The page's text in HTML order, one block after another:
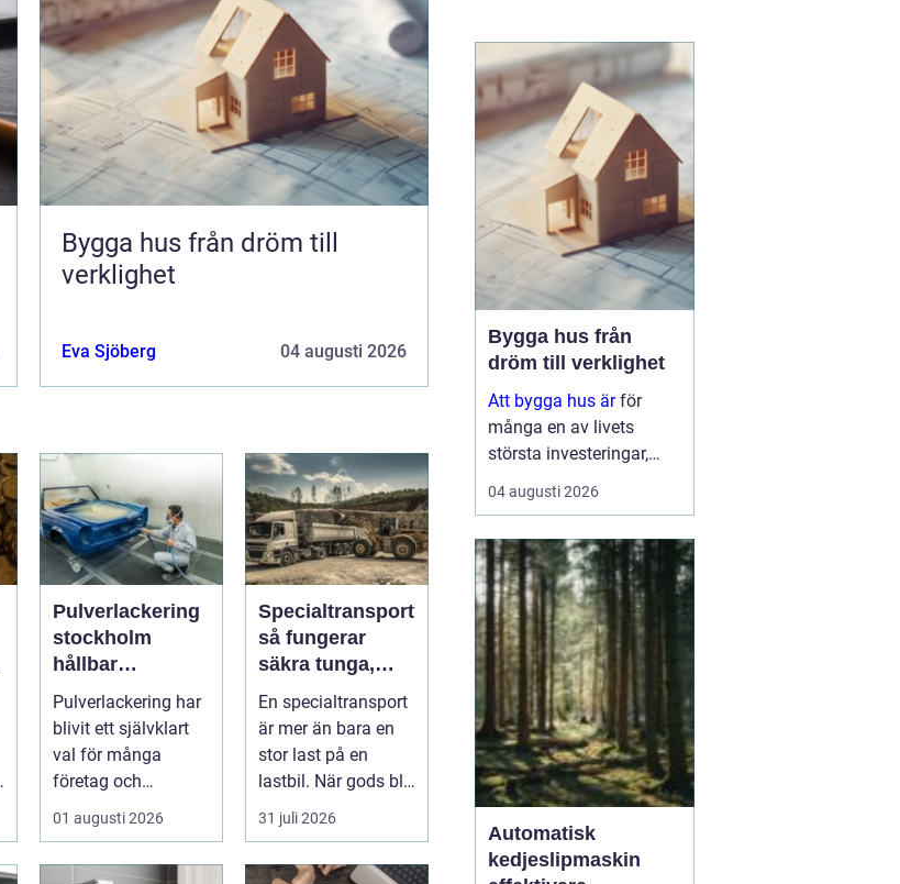
Bygga hus från dröm till
verklighet
Eva Sjöberg 04 augusti 2026
Pulverlackering
stockholm
hållbar
ytbehandling för
industri och
privatpersoner
Pulverlackering har
blivit ett självklart
val för många
företag och
privatpersoner som
vill kombiner...
01 augusti 2026
Specialtransport
så fungerar
säkra tunga,
höga och breda
transporter
En specialtransport
är mer än bara en
stor last på en
lastbil. När gods blir
för tungt, för högt
ell...
31 juli 2026
ekonomiavdelning, en
bollplank i vardagen och
ett skydd mot onödiga
risker. När lagar ändras,
bolaget växer eller tiden
inte räcker till, ...
Bygga hus från
dröm till verklighet
Att bygga hus ärför
många en av livets
största investeringar,
både känslomässigt och
ekonomiskt. Samtidigt
tomt, planlösning,
material,
entreprenadform och
energilösnin...
04 augusti 2026
Automatisk
kedjeslipmaskin